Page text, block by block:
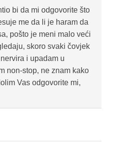
bi da mi odgovorite što
me da li je haram da
pošto je meni malo veći
skoro svaki čovjek
i upadam u
non-stop, ne znam kako
Vas odgovorite mi,